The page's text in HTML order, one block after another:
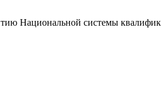
Национальной системы